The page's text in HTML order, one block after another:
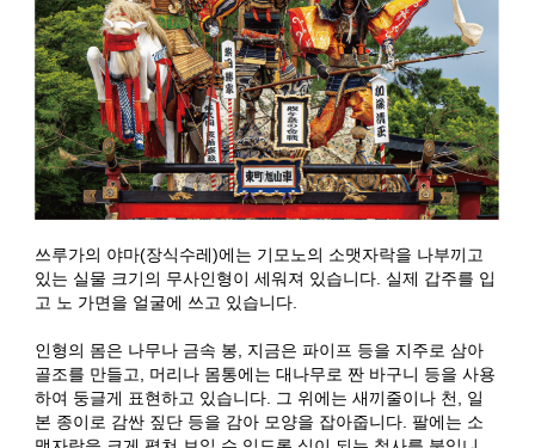
쓰루가의 야마(장식수레)에는 기모노의 소맷자락을 나부끼고
있는 실물 크기의 무사인형이 세워져 있습니다. 실제 갑주를 입
고 노 가면을 얼굴에 쓰고 있습니다.
인형의 몸은 나무나 금속 봉, 지금은 파이프 등을 지주로 삼아
골조를 만들고, 머리나 몸통에는 대나무로 짠 바구니 등을 사용
하여 둥글게 표현하고 있습니다. 그 위에는 새끼줄이나 천, 일
본 종이로 감싼 짚단 등을 감아 모양을 잡아줍니다. 팔에는 소